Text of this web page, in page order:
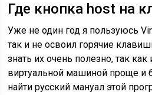
Где кнопка host на
Уже не один год я пользуюсь
так и не освоил горячие
знать их очень полезно, так
виртуальной машиной проще и
найти русский мануал этой